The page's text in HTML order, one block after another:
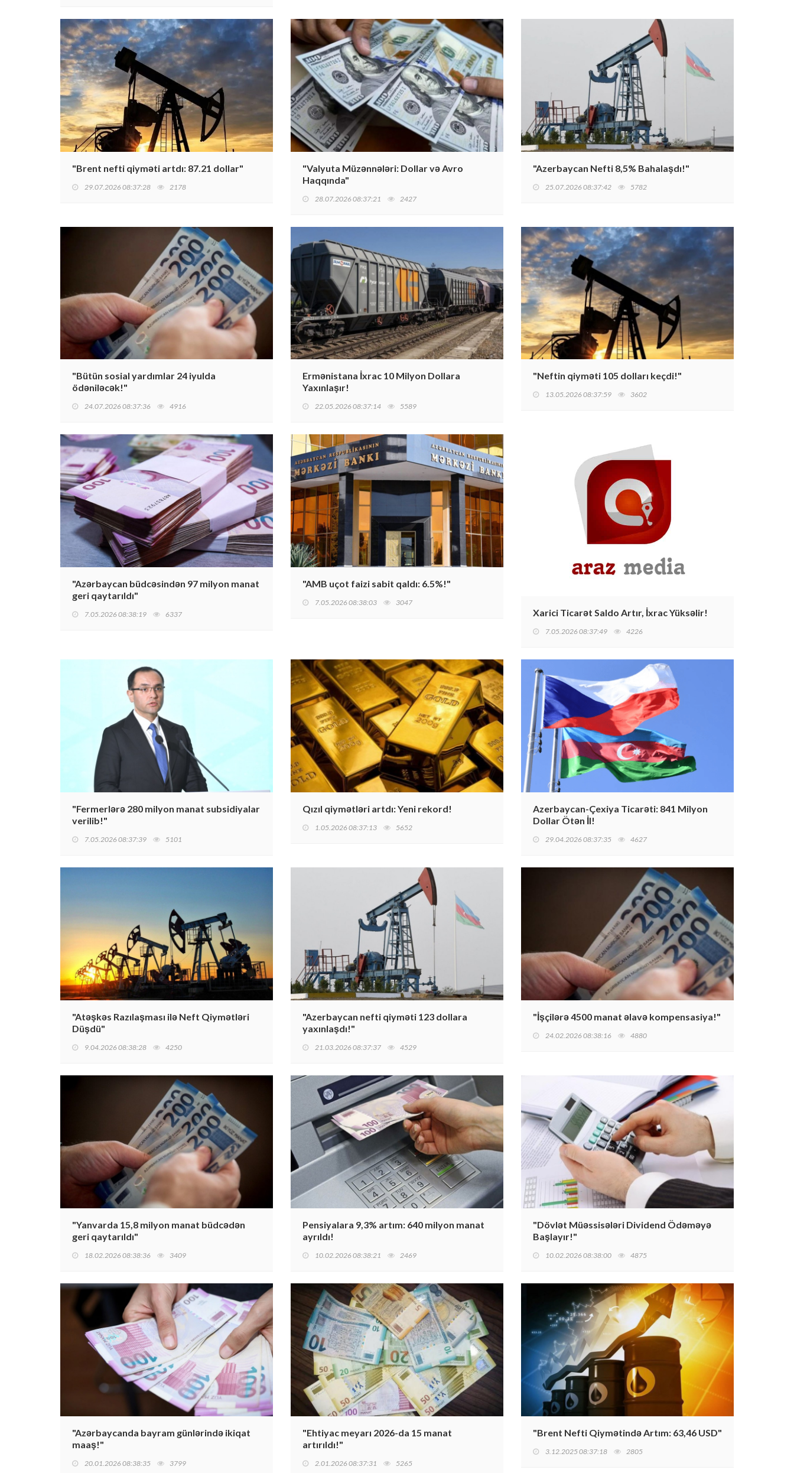
"Brent nefti qiyməti artdı: 87.21 dollar"
29.07.2026 08:37:28 2178
"Valyuta Müzənnələri: Dollar və Avro
Haqqında"
28.07.2026 08:37:21 2427
"Azerbaycan Nefti 8,5% Bahalaşdı!"
25.07.2026 08:37:42 5782
"Bütün sosial yardımlar 24 iyulda
ödəniləcək!"
24.07.2026 08:37:36 4916
Ermənistana İxrac 10 Milyon Dollara
Yaxınlaşır!
22.05.2026 08:37:14 5589
"Neftin qiyməti 105 dolları keçdi!"
13.05.2026 08:37:59 3602
"Azərbaycan büdcəsindən 97 milyon manat
geri qaytarıldı"
7.05.2026 08:38:19 6337
"AMB uçot faizi sabit qaldı: 6.5%!"
7.05.2026 08:38:03 3047
Xarici Ticarət Saldo Artır, İxrac Yüksəlir!
7.05.2026 08:37:49 4226
"Fermerlərə 280 milyon manat subsidiyalar
verilib!"
7.05.2026 08:37:39 5101
Qızıl qiymətləri artdı: Yeni rekord!
1.05.2026 08:37:13 5652
Azerbaycan-Çexiya Ticarəti: 841 Milyon
Dollar Ötən İl!
29.04.2026 08:37:35 4627
"Atəşkəs Razılaşması ilə Neft Qiymətləri
Düşdü"
9.04.2026 08:38:28 4250
"Azerbaycan nefti qiyməti 123 dollara
yaxınlaşdı!"
21.03.2026 08:37:37 4529
"İşçilərə 4500 manat əlavə kompensasiya!"
24.02.2026 08:38:16 4880
"Yanvarda 15,8 milyon manat büdcədən
geri qaytarıldı"
18.02.2026 08:38:36 3409
Pensiyalara 9,3% artım: 640 milyon manat
ayrıldı!
10.02.2026 08:38:21 2469
"Dövlət Müəssisələri Dividend Ödəməyə
Başlayır!"
10.02.2026 08:38:00 4875
"Azərbaycanda bayram günlərində ikiqat
maaş!"
20.01.2026 08:38:35 3799
"Ehtiyac meyarı 2026-da 15 manat
artırıldı!"
2.01.2026 08:37:31 5265
"Brent Nefti Qiymətində Artım: 63,46 USD"
3.12.2025 08:37:18 2805